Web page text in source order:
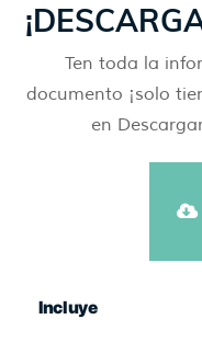
Ten toda la
documento ¡solo
en
Incluye